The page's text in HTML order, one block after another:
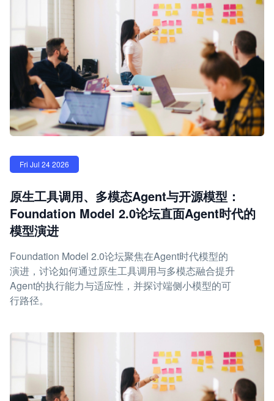
Fri Jul 24 2026
原生工具调用、多模态Agent与开源模型：
Foundation Model 2.0论坛直面Agent时代的
模型演进
Foundation Model 2.0论坛聚焦在Agent时代模型的
演进，讨论如何通过原生工具调用与多模态融合提升
Agent的执行能力与适应性，并探讨端侧小模型的可
行路径。